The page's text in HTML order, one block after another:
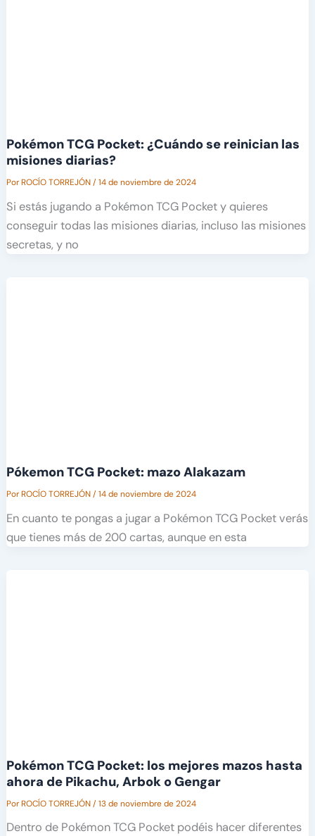
Pokémon TCG Pocket: ¿Cuándo se reinician las
misiones diarias?
PorROCÍO TORREJÓN/14 de noviembre de 2024
Si estás jugando a Pokémon TCG Pocket y quieres
conseguir todas las misiones diarias, incluso las misiones
secretas, y no
Pókemon TCG Pocket: mazo Alakazam
PorROCÍO TORREJÓN/14 de noviembre de 2024
En cuanto te pongas a jugar a Pokémon TCG Pocket verás
que tienes más de 200 cartas, aunque en esta
Pokémon TCG Pocket: los mejores mazos hasta
ahora de Pikachu, Arbok o Gengar
PorROCÍO TORREJÓN/13 de noviembre de 2024
Dentro de Pokémon TCG Pocket podéis hacer diferentes